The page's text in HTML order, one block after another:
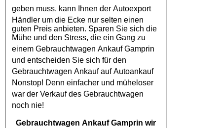
geben muss, kann Ihnen der Autoexport
Händler um die Ecke nur selten einen
guten Preis anbieten. Sparen Sie sich die
Mühe und den Stress, die ein Gang zu
einem Gebrauchtwagen Ankauf Gamprin
und entscheiden Sie sich für den
Gebrauchtwagen AnkaufaufAutoankauf
Nonstop! Denn einfacher und müheloser
war der Verkauf des Gebrauchtwagen
noch nie!
Gebrauchtwagen Ankauf Gamprin wir